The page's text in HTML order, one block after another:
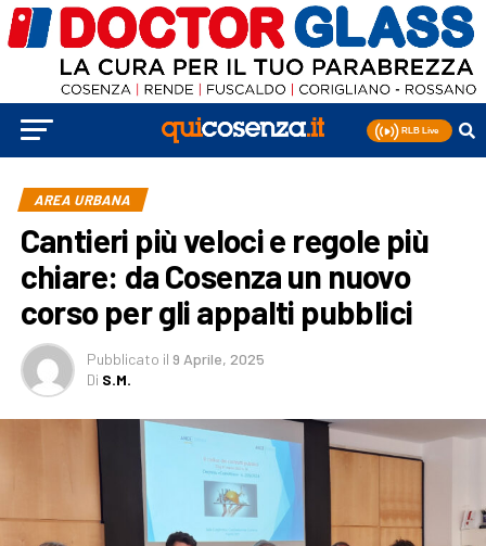
AREA URBANA
Cantieri più veloci e regole più
chiare: da Cosenza un nuovo
corso per gli appalti pubblici
Pubblicato il 9 Aprile, 2025
Di S.M.